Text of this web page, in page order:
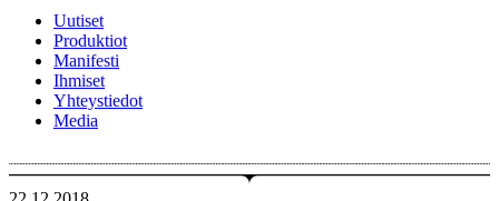
Uutiset
Produktiot
Manifesti
Ihmiset
Yhteystiedot
Media